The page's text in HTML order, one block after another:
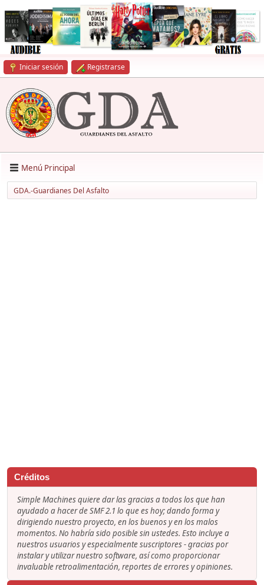
Iniciar sesión Registrarse
Menú Principal
GDA.-Guardianes Del Asfalto
Créditos
Simple Machines quiere dar las gracias a todos los que han
ayudado a hacer de SMF 2.1 lo que es hoy; dando forma y
dirigiendo nuestro proyecto, en los buenos y en los malos
momentos. No habría sido posible sin ustedes. Esto incluye a
nuestros usuarios y especialmente suscriptores - gracias por
instalar y utilizar nuestro software, así como proporcionar
invaluable retroalimentación, reportes de errores y opiniones.